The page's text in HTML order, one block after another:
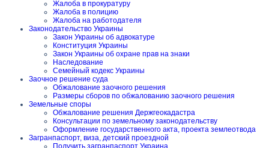
Жалоба в прокуратуру
Жалоба в полицию
Жалоба на работодателя
Законодательство Украины
Закон Украины об адвокатуре
Конституция Украины
Закон Украины об охране прав на знаки
Наследование
Семейный кодекс Украины
Заочное решение суда
Обжалование заочного решения
Размеры сборов по обжалованию заочного решения
Земельные споры
Обжалование решения Держгеокадастра
Консультации по земельному законодательству
Оформление государственного акта, проекта землеотвода
Загранпаспорт, виза, детский проездной
Получить загранпаспорт Украина